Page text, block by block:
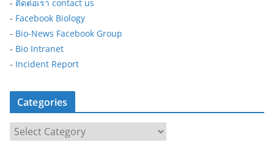
- ติดต่อเรา contact us
- Facebook Biology
- Bio-News Facebook Group
- Bio Intranet
- Incident Report
Categories
a